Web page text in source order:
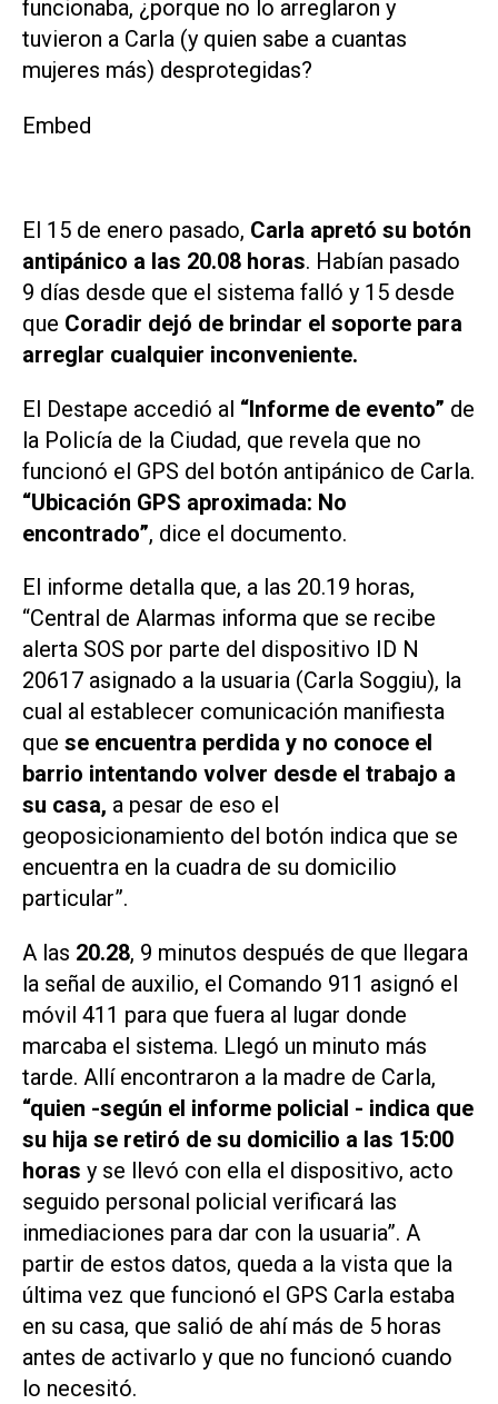
funcionaba, ¿porque no lo arreglaron y
tuvieron a Carla (y quien sabe a cuantas
mujeres más) desprotegidas?
Embed
El 15 de enero pasado, Carla apretó su botón
antipánico a las 20.08 horas. Habían pasado
9 días desde que el sistema falló y 15 desde
que Coradir dejó de brindar el soporte para
arreglar cualquier inconveniente.
El Destape accedió al “Informe de evento” de
la Policía de la Ciudad, que revela que no
funcionó el GPS del botón antipánico de Carla.
“Ubicación GPS aproximada: No
encontrado”, dice el documento.
El informe detalla que, a las 20.19 horas,
“Central de Alarmas informa que se recibe
alerta SOS por parte del dispositivo ID N
20617 asignado a la usuaria (Carla Soggiu), la
cual al establecer comunicación manifiesta
que se encuentra perdida y no conoce el
barrio intentando volver desde el trabajo a
su casa, a pesar de eso el
geoposicionamiento del botón indica que se
encuentra en la cuadra de su domicilio
particular”.
A las 20.28, 9 minutos después de que llegara
la señal de auxilio, el Comando 911 asignó el
móvil 411 para que fuera al lugar donde
marcaba el sistema. Llegó un minuto más
tarde. Allí encontraron a la madre de Carla,
“quien -según el informe policial - indica que
su hija se retiró de su domicilio a las 15:00
horas y se llevó con ella el dispositivo, acto
seguido personal policial verificará las
inmediaciones para dar con la usuaria”. A
partir de estos datos, queda a la vista que la
última vez que funcionó el GPS Carla estaba
en su casa, que salió de ahí más de 5 horas
antes de activarlo y que no funcionó cuando
lo necesitó.